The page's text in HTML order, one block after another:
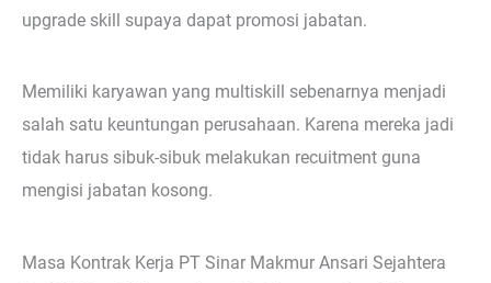
upgrade skill supaya dapat promosi jabatan.
Memiliki karyawan yang multiskill sebenarnya menjadi
salah satu keuntungan perusahaan. Karena mereka jadi
tidak harus sibuk-sibuk melakukan recuitment guna
mengisi jabatan kosong.
Masa Kontrak Kerja PT Sinar Makmur Ansari Sejahtera